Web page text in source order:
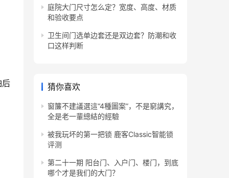
后
庭院大门尺寸怎么定？宽度、高度、材质
和验收要点
卫生间门选单边套还是双边套？防潮和收
口这样判断
猜你喜欢
窗簾不建議選這“4種圖案”，不是窮講究，
全是老一輩總結的經驗
被我玩坏的第一把锁 鹿客Classic智能锁
评测
第二十一期 阳台门、入户门、楼门，到底
哪个才是我们的大门？